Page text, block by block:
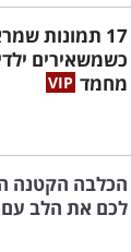
17 תמונות
כשמשאירים
מחמד
הכלבה הקטנה
לכם את הלב עם